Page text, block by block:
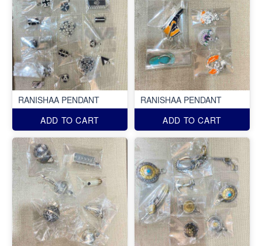
RANISHAA PENDANT
ADD TO CART
RANISHAA PENDANT
ADD TO CART